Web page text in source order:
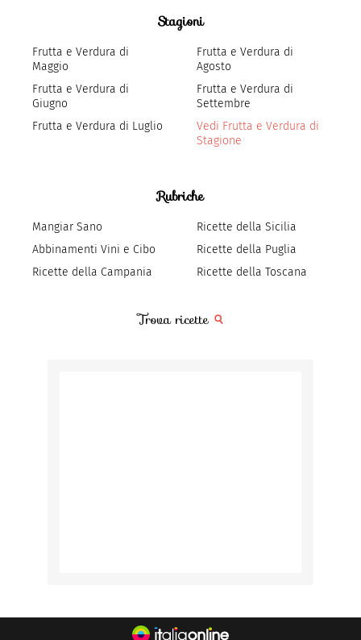
Stagioni
Frutta e Verdura di
Maggio
Frutta e Verdura di
Giugno
Frutta e Verdura di Luglio
Frutta e Verdura di
Agosto
Frutta e Verdura di
Settembre
Vedi Frutta e Verdura di
Stagione
Rubriche
Mangiar Sano
Abbinamenti Vini e Cibo
Ricette della Campania
Ricette della Sicilia
Ricette della Puglia
Ricette della Toscana
Trova ricette